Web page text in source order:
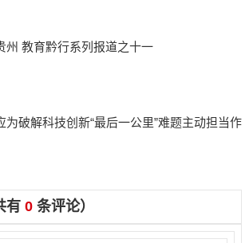
多彩贵州 教育黔行系列报道之十一
为破解科技创新“最后一公里”难题主动担当作
有 0条评论）